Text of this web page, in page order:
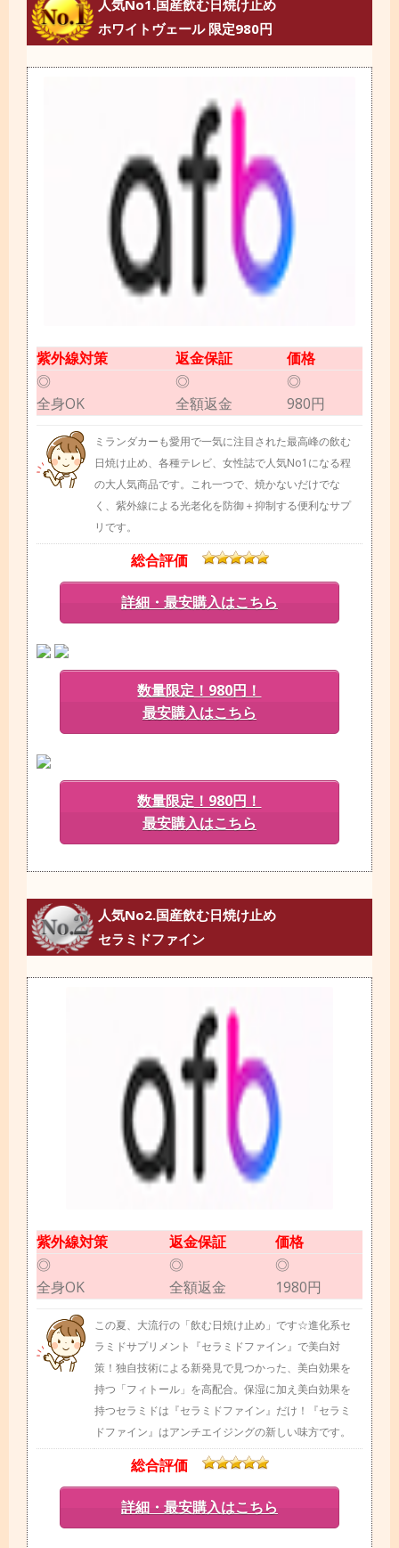
人気No1.国産飲む日焼け止め
ホワイトヴェール 限定980円
紫外線対策 返金保証
価格
◎
全身OK
◎
全額返金
◎
980円
ミランダカーも愛用で一気に注目された最高峰の飲む
日焼け止め、各種テレビ、女性誌で人気No1になる程
の大人気商品です。これ一つで、焼かないだけでな
く、紫外線による光老化を防御＋抑制する便利なサプ
リです。
総合評価
詳細・最安購入はこちら
数量限定！980円！
最安購入はこちら
数量限定！980円！
最安購入はこちら
人気No2.国産飲む日焼け止め
セラミドファイン
紫外線対策 返金保証
価格
◎
全身OK
◎
全額返金
◎
1980円
この夏、大流行の「飲む日焼け止め」です☆進化系セ
ラミドサプリメント『セラミドファイン』で美白対
策！独自技術による新発見で見つかった、美白効果を
持つ「フィトール」を高配合。保湿に加え美白効果を
持つセラミドは『セラミドファイン』だけ！『セラミ
ドファイン』はアンチエイジングの新しい味方です。
総合評価
詳細・最安購入はこちら